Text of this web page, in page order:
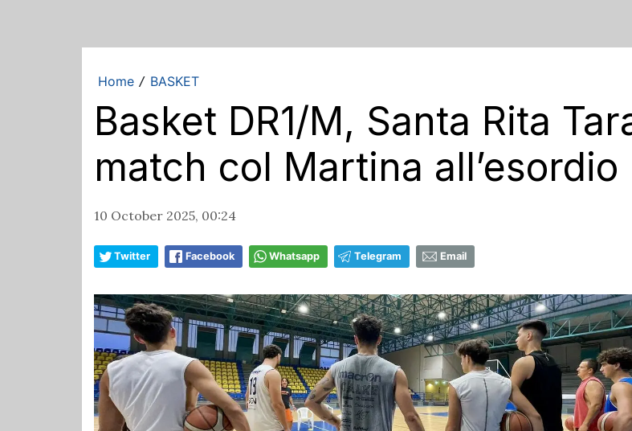
Home / BASKET
Basket DR1/M, Santa Rita
match col Martina all’esordio
10 October 2025, 00:24
Twitter Facebook Whatsapp Telegram Email